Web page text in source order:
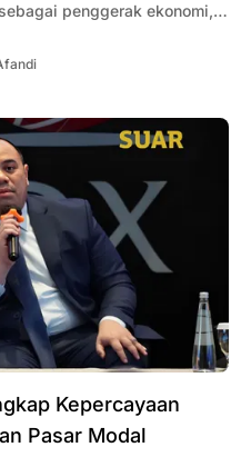
penggerak ekonomi,
dan meningkatkan daya
Kepercayaan
Pasar Modal